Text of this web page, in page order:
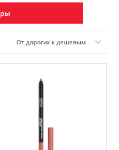
От дорогих к дешевым